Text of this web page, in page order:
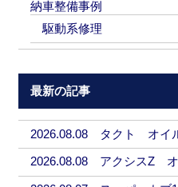
納車整備事例
駆動系修理
最新の記事
2026.08.08 タクト オイ
2026.08.08 アクシスZ オ